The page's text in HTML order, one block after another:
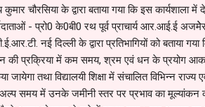
चौरसिया के द्वारा बताया गया कि इस कार्यशाला में
- प्रो0 के0बी0 रथ पूर्व प्राचार्य आर.आई.ई
नई दिल्ली के द्वारा प्रतिभागियों को बताया
की प्रक्रिया में कम समय, श्रम एवं धन के प्रयोग
तथा विद्यालयी शिक्षा में संचालित विभिन्न
समय में उनके जमीनी स्तर पर प्रभाव का मूल्यांकन